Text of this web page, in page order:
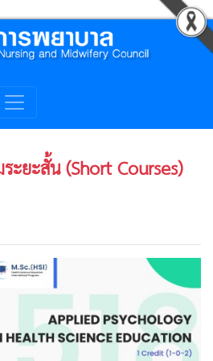
ะยะสั้น (Short Courses)